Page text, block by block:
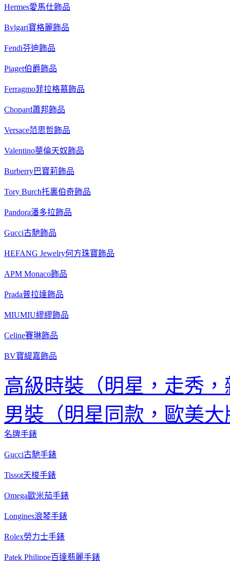
Hermes愛馬仕飾品
Bvlgari寶格麗飾品
Fendi芬迪飾品
Piaget伯爵飾品
Ferragmo菲拉格慕飾品
Chopard蕭邦飾品
Versace范思哲飾品
Valentino華倫天奴飾品
Burberry巴寶莉飾品
Tory Burch托裏伯奇飾品
Pandora潘多拉飾品
Gucci古馳飾品
HEFANG Jewelry何方珠寶飾品
APM Monaco飾品
Prada普拉達飾品
MIUMIU繆繆飾品
Celine賽琳飾品
BV寶緹嘉飾品
高級時裝（明星，走秀，
男裝（明星同款，歐美大
名牌手錶
Gucci古馳手錶
Tissot天梭手錶
Omega歐米茄手錶
Longines浪琴手錶
Rolex勞力士手錶
Patek Philippe百達翡麗手錶